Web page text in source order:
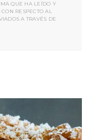
QUE HA LEÍDO Y
RESPECTO AL
A TRAVÉS DE